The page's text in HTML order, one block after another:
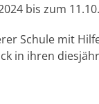
bis zum
Schule mit
in ihren